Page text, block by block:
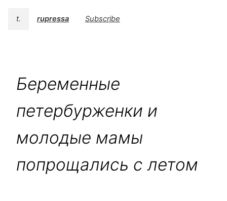
t. rupressa Subscribe
Беременные
петербурженки и
молодые мамы
попрощались с летом